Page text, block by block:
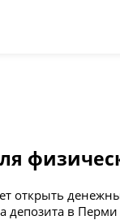
открыть
в